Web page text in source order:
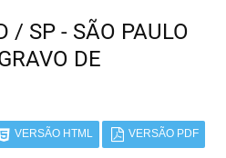
/ SP - SÃO PAULO
DE
VERSÃO HTML VERSÃO PDF